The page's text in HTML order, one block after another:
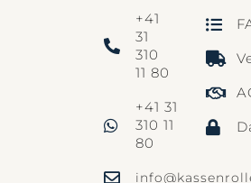
+41
31
310
11 80
+41 31
310 11
80